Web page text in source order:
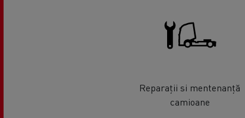
Reparații si mentenanță
camioane